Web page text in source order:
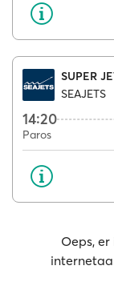
SUPER
SEAJETS
14:20
Paros
Oeps,